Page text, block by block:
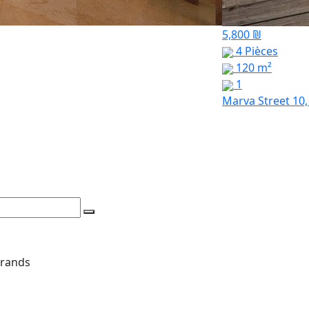
5,800 ₪
4 Pièces
120 m²
1
Marva Street